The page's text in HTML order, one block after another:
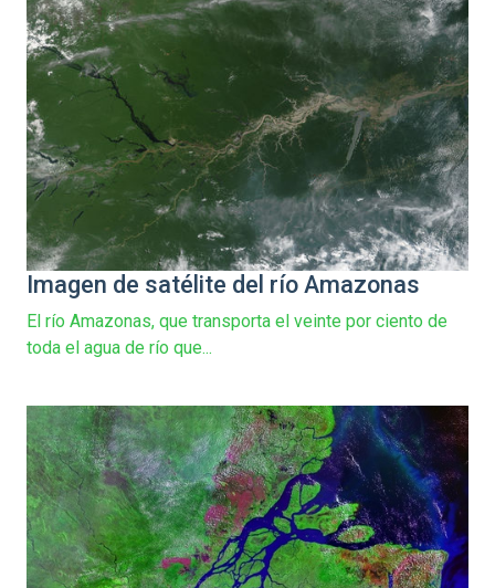
Imagen de satélite del río Amazonas
El río Amazonas, que transporta el veinte por ciento de
toda el agua de río que...